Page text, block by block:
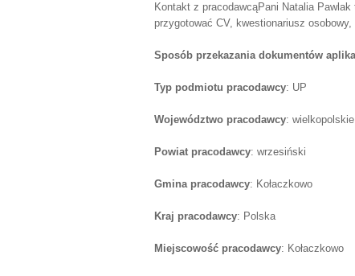
Kontakt z pracodawcąPani Natalia
przygotować CV, kwestionariusz
Sposób przekazania dokumentów
Typ podmiotu pracodawcy: UP
Województwo pracodawcy: wielkopolskie
Powiat pracodawcy: wrzesiński
Gmina pracodawcy: Kołaczkowo
Kraj pracodawcy: Polska
Miejscowość pracodawcy: Kołaczkowo